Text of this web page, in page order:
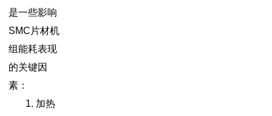
是一些影响
SMC片材机
组能耗表现
的关键因
素：
1. 加热